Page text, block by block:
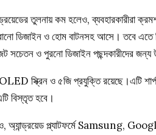
তুলনায় কম হলেও,
ডিজাইন ও হোম বাটনসহ আসে। তবে এতে
ও পুরনো ডিজাইন পছন্দকারীদের
স্ক্রিন ও ৫জি প্রযুক্তি রয়েছে।এটি
বিস্তৃত হবে।
অ্যান্ড্রয়েড প্ল্যাটফর্মে Samsung,